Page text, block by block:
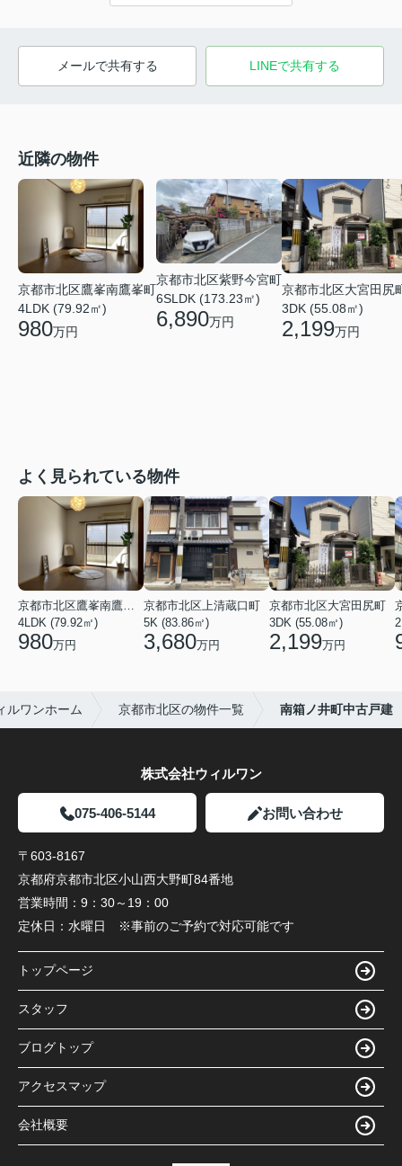
メールで共有する LINEで共有する
近隣の物件
京都市北区鷹峯南鷹峯町
4LDK (79.92㎡)
980万円
京都市北区紫野今宮町
6SLDK (173.23㎡)
6,890万円
京都市北区大宮田尻
3DK (55.08㎡)
2,199万円
よく見られている物件
4LDK (79.92㎡)
980万円
京都市北区上清蔵口町
5K (83.86㎡)
3,680万円
京都市北区大宮田尻町
3DK (55.08㎡)
2,199万円
ルワンホーム 京都市北区の物件一覧 南箱ノ井町中古戸建
株式会社ウィルワン
075-406-5144 お問い合わせ
〒603-8167
京都府京都市北区小山西大野町84番地
営業時間： 9：30～19：00
定休日： 水曜日 ※事前のご予約で対応可能です
トップページ
スタッフ
ブログトップ
アクセスマップ
会社概要